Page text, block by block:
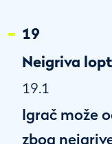
19
Neigriva
19.1
Igrač može
zbog